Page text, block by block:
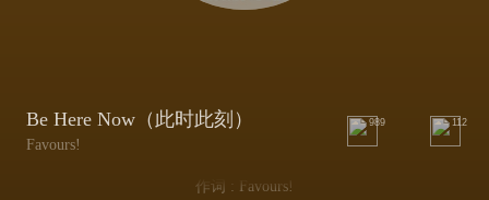
Be Here Now（此时此刻）
Favours!
989 112
作词 : Favours!